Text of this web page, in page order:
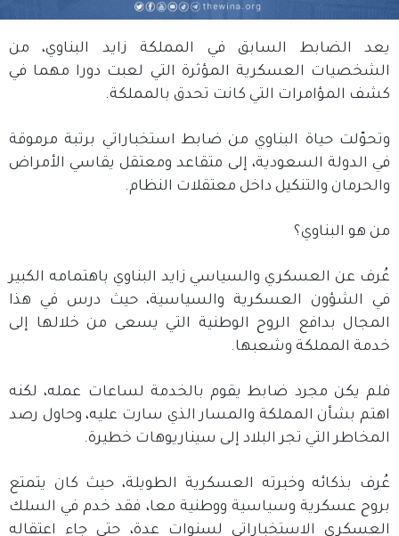
يعد الضابط السابق في المملكة زايد البناوي، من
الشخصيات العسكرية المؤثرة التي لعبت دورا مهما في
كشف المؤامرات التي كانت تحدق بالمملكة.
وتحوّلت حياة البناوي من ضابط استخباراتي برتبة مرموقة
في الدولة السعودية، إلى متقاعد ومعتقل يقاسي الأمراض
والحرمان والتنكيل داخل معتقلات النظام.
من هو البناوي؟
عُرف عن العسكري والسياسي زايد البناوي باهتمامه الكبير
في الشؤون العسكرية والسياسية، حيث درس في هذا
المجال بدافع الروح الوطنية التي يسعى من خلالها إلى
خدمة المملكة وشعبها.
فلم يكن مجرد ضابط يقوم بالخدمة لساعات عمله، لكنه
اهتم بشأن المملكة والمسار الذي سارت عليه، وحاول رصد
المخاطر التي تجر البلاد إلى سيناريوهات خطيرة.
عُرف بذكائه وخبرته العسكرية الطويلة، حيث كان يتمتع
بروح عسكرية وسياسية ووطنية معا، فقد خدم في السلك
العسكري الاستخباراتي لسنوات عدة، حتى جاء اعتقاله